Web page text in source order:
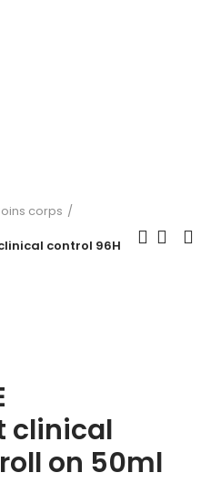
corps
control 96H
clinical
on 50ml